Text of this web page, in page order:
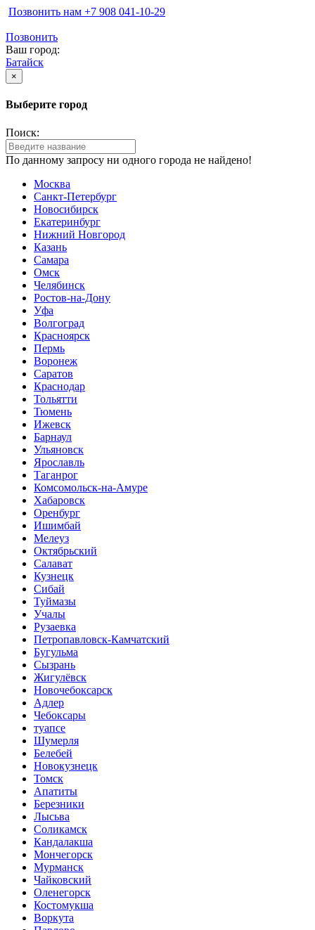
Позвонить нам ‪+7 908 041-10-29
Позвонить
Ваш город:
Батайск
×
Выберите город
Поиск:
По данному запросу ни одного города не найдено!
Москва
Санкт-Петербург
Новосибирск
Екатеринбург
Нижний Новгород
Казань
Самара
Омск
Челябинск
Ростов-на-Дону
Уфа
Волгоград
Красноярск
Пермь
Воронеж
Саратов
Краснодар
Тольятти
Тюмень
Ижевск
Барнаул
Ульяновск
Ярославль
Таганрог
Комсомольск-на-Амуре
Хабаровск
Оренбург
Ишимбай
Мелеуз
Октябрьский
Салават
Кузнецк
Сибай
Туймазы
Учалы
Рузаевка
Петропавловск-Камчатский
Бугульма
Сызрань
Жигулёвск
Новочебоксарск
Адлер
Чебоксары
туапсе
Шумерля
Белебей
Новокузнецк
Томск
Апатиты
Березники
Лысьва
Соликамск
Кандалакша
Мончегорск
Мурманск
Чайковский
Оленегорск
Костомукша
Воркута